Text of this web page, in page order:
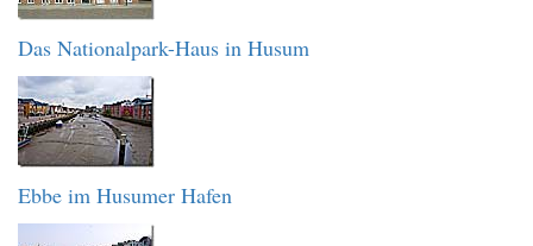
Das Nationalpark-Haus in Husum
Ebbe im Husumer Hafen